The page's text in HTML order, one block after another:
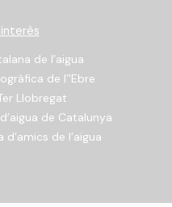
de l’aigua
de l’’Ebre
Llobregat
de Catalunya
de l’aigua